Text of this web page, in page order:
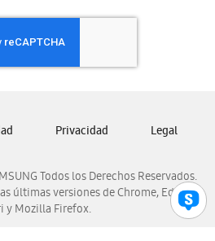
Honduras
Nicaragua
Panamá
Venezuela
Todos los Derechos Reservados.
últimas versiones de Chrome, Edge,
y Mozilla Firefox.
Privacidad Legal